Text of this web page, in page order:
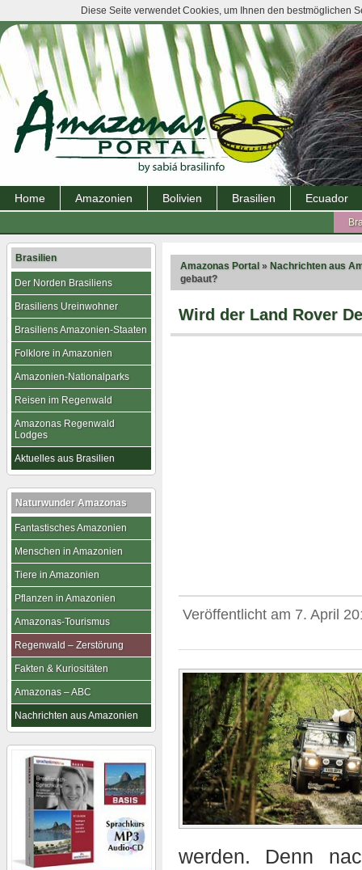
Home Amazonien Bolivien Brasilien Ecuador
Amazonas Portal » Nachrichten aus
gebaut?
Wird der Land Rover
Veröffentlicht am 7. April
werden. Denn
Brasilien
Der Norden Brasiliens
Brasiliens Ureinwohner
Brasiliens Amazonien-Staaten
Folklore in Amazonien
Amazonien-Nationalparks
Reisen im Regenwald
Amazonas Regenwald
Lodges
Aktuelles aus Brasilien
Naturwunder Amazonas
Fantastisches Amazonien
Menschen in Amazonien
Tiere in Amazonien
Pflanzen in Amazonien
Amazonas-Tourismus
Regenwald – Zerstörung
Fakten & Kuriositäten
Amazonas – ABC
Nachrichten aus Amazonien
Diese Seite verwendet Cookies, um Ihnen den bestmöglichen